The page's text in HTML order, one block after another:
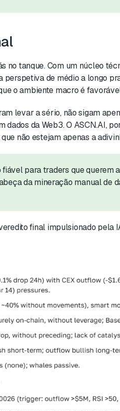
no tanque. Com um núcleo
perspetiva de médio a longo
o ambiente macro é
levar a sério, não sigam
dados da Web3. O ASCN.AI,
não estejam apenas a
fiável para traders que querem
da mineração manual de
final impulsionado pela